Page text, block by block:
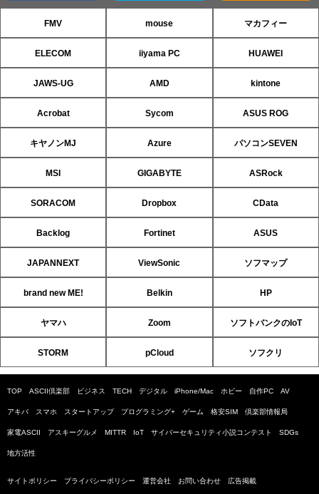
FMV mouse マカフィー
ELECOM iiyama PC HUAWEI
JAWS-UG AMD kintone
Acrobat Sycom ASUS ROG
キヤノンMJ Azure パソコンSEVEN
MSI GIGABYTE ASRock
SORACOM Dropbox CData
Backlog Fortinet ASUS
JAPANNEXT ViewSonic ソフマップ
brand new ME! Belkin HP
ヤマハ Zoom ソフトバンクのIoT
STORM pCloud ソフクリ
TOP ASCII倶楽部 ビジネス TECH デジタル iPhone/Mac ホビー 自作PC AV
アキバ スマホ スタートアップ プログラミング+ ゲーム 格安SIM 倶楽部情報局
家電ASCII アスキーグルメ MITTR IoT サイバーセキュリティ小説コンテスト SDGs
地方活性
サイトポリシー プライバシーポリシー 運営会社 お問い合わせ 広告掲載